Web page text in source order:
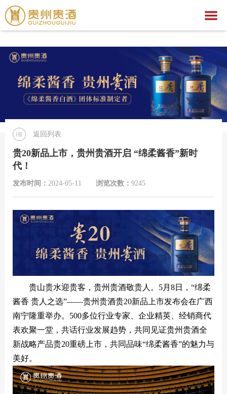
爱游戏,中国一站式爱游戏体育服务官网
关于我们
集团简介
企业荣誉
贵酒匠心
爱游戏,中国一站式爱游戏体育服务官网
公示公告
贵酒美文
产品中心
贵酒樽系列
贵酒(金/红)系列
贵酒黔春酒系列
星贵系列
党团建设
厂区旅游
招标公告
中标公告
招聘中心
人才理念
返回列表
贵20新品上市，贵州贵酒开启 “绵柔酱香”新时
代！
发布时间： 2024-05-11 浏览次数： 9245
贵山贵水迎贵客，贵州贵酒敬贵人。5月8日，“绵柔
酱香 贵人之选”——贵州贵酒贵20新品上市发布会在广西
南宁隆重举办。500多位行业专家、企业精英、经销商代
表欢聚一堂，共话行业发展趋势，共同见证贵州贵酒全
新战略产品贵20重磅上市，共同品味“绵柔酱香”的魅力与
美好。